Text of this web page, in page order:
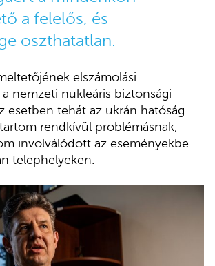
a felelős, és
oszthatatlan.
elszámolási
nemzeti nukleáris biztonsági
esetben tehát az ukrán hatóság
rendkívül problémásnak,
involválódott az eseményekbe
telephelyeken.